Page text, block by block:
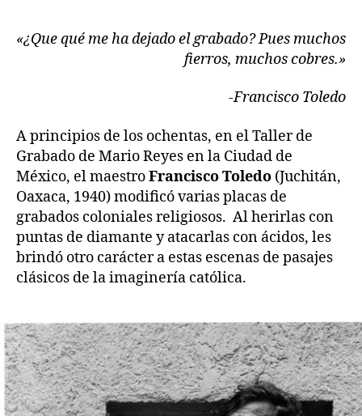
«¿Que qué me ha dejado el grabado? Pues muchos
fierros, muchos cobres.»
-Francisco Toledo
A principios de los ochentas, en el Taller de
Grabado de Mario Reyes en la Ciudad de
México, el maestroFrancisco Toledo (Juchitán,
Oaxaca, 1940) modificó varias placas de
grabados coloniales religiosos. Al herirlas con
puntas de diamante y atacarlas con ácidos, les
brindó otro carácter a estas escenas de pasajes
clásicos de la imaginería católica.